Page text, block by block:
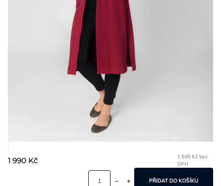
1 990 Kč
1 645 Kč bez
DPH
PŘIDAT DO KOŠÍKU